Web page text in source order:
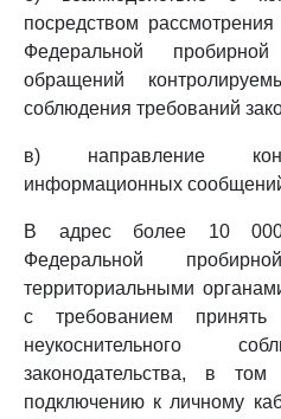
посредством
Федеральной
обращений
соблюдения требований
в) направление
информационных
В адрес более 10 000
Федеральной
территориальными
с требованием
неукоснительного
законодательства, в
подключению к личному